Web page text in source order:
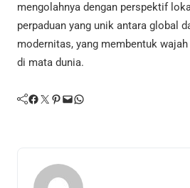
mengolahnya dengan perspektif
perpaduan yang unik antara global
modernitas, yang membentuk
di mata dunia.
Facebook Twitter Pinterest Mail WhatsApp